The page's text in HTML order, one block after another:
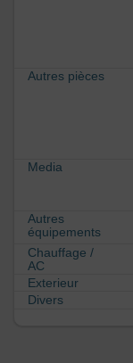
Autres pièces
Media
Autres
équipements
Chauffage /
AC
Exterieur
Divers